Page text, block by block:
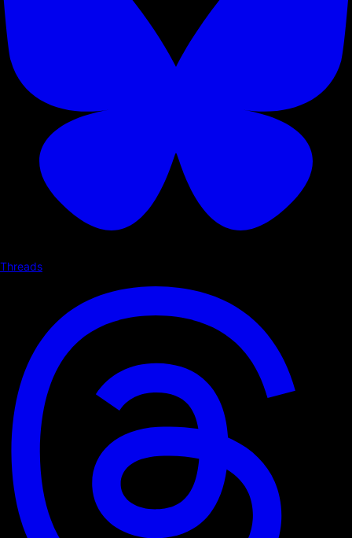
Threads